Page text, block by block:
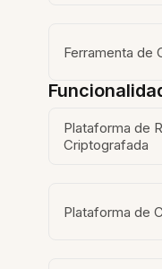
Ferramenta de
Plataforma de
Criptografada
Plataforma de